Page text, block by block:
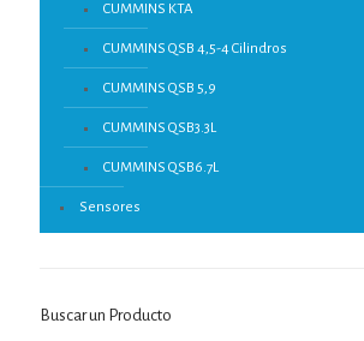
CUMMINS KTA
CUMMINS QSB 4,5-4 Cilindros
CUMMINS QSB 5,9
CUMMINS QSB3.3L
CUMMINS QSB6.7L
Sensores
Buscar un Producto